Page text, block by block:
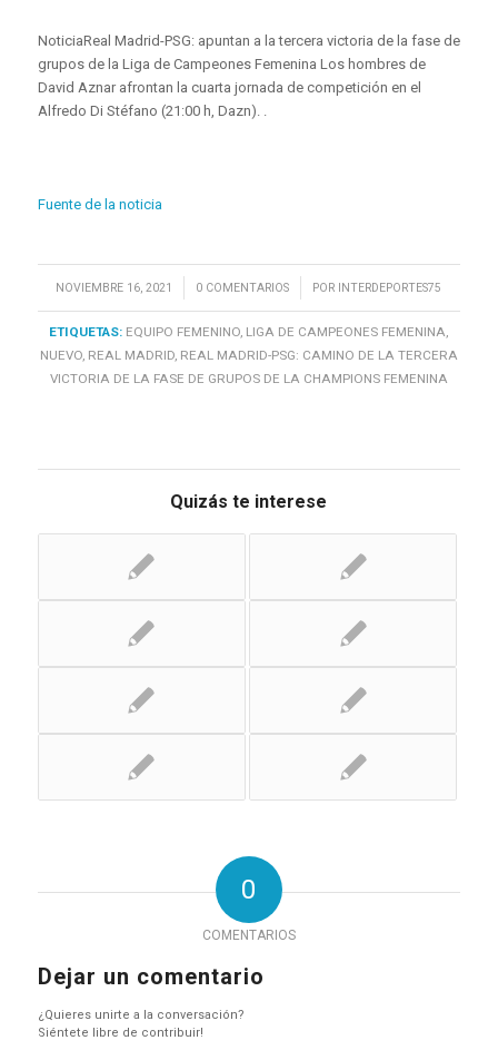
NoticiaReal Madrid-PSG: apuntan a la tercera victoria de la fase de
grupos de la Liga de Campeones Femenina Los hombres de
David Aznar afrontan la cuarta jornada de competición en el
Alfredo Di Stéfano (21:00 h, Dazn). .
Fuente de la noticia
NOVIEMBRE 16, 2021
/ 0 COMENTARIOS
/ POR INTERDEPORTES75
ETIQUETAS: EQUIPO FEMENINO, LIGA DE CAMPEONES FEMENINA,
NUEVO, REAL MADRID, REAL MADRID-PSG: CAMINO DE LA TERCERA
VICTORIA DE LA FASE DE GRUPOS DE LA CHAMPIONS FEMENINA
Quizás te interese
0
COMENTARIOS
Dejar un comentario
¿Quieres unirte a la conversación?
Siéntete libre de contribuir!